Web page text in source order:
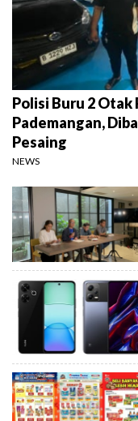
Polisi Buru 2
Pademangan,
Pesaing
NEWS